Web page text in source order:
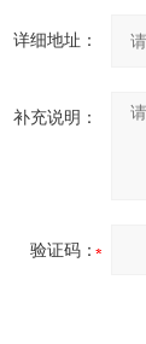
详细地址：
补充说明：
验证码：